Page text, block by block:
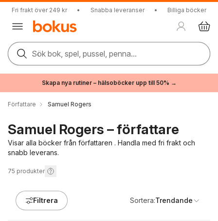
Fri frakt över 249 kr • Snabba leveranser • Billiga böcker
Sök bok, spel, pussel, penna...
Skapa nya rutiner – hälsoböcker upp till 50% →
Författare Samuel Rogers
Samuel Rogers – författare
Visar alla böcker från författaren . Handla med fri frakt och
snabb leverans.
75 produkter
Filtrera Sortera:Trendande